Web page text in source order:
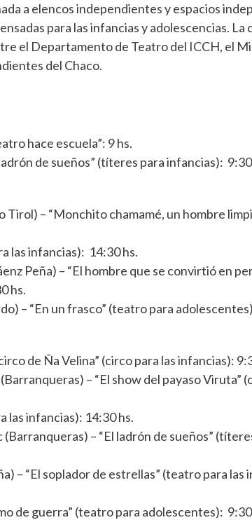
a elencos independientes y espacios
para las infancias y adolescencias. La
el Departamento de Teatro del ICCH, el
del Chaco.
hace escuela”: 9 hs.
de sueños” (títeres para infancias):
Tirol) – “Monchito chamamé, un hombre
las infancias): 14:30 hs.
Peña) – “El hombre que se convirtió en
hs.
– “En un frasco” (teatro para
de Ña Velina” (circo para las infancias):
– “El show del payaso Viruta”
las infancias): 14:30 hs.
– “El ladrón de sueños”
– “El soplador de estrellas” (teatro para
de guerra” (teatro para adolescentes):